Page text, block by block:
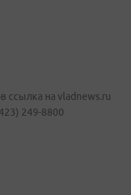
ссылка на vladnews.ru
249-8800